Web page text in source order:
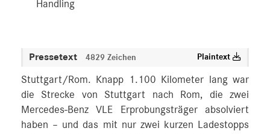
Handling
Pressetext 4829 Zeichen Plaintext
Stuttgart/Rom. Knapp 1.100 Kilometer lang war
die Strecke von Stuttgart nach Rom, die zwei
Mercedes‑Benz VLE Erprobungsträger absolviert
haben – und das mit nur zwei kurzen Ladestopps